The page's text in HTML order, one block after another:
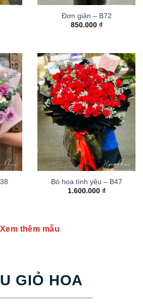
Đơn giản – B72
850.000 ₫
Bó hoa tình yêu – B47
1.600.000 ₫
Xem thêm mẫu
GIỎ HOA